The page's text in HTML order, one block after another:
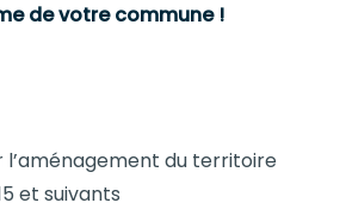
de votre commune !
l’aménagement du territoire
et suivants